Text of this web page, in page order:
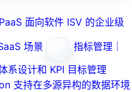
面向软件 ISV 的企业级
场景
指标管理｜
系设计和 KPI 目标管理
支持在多源异构的数据环境